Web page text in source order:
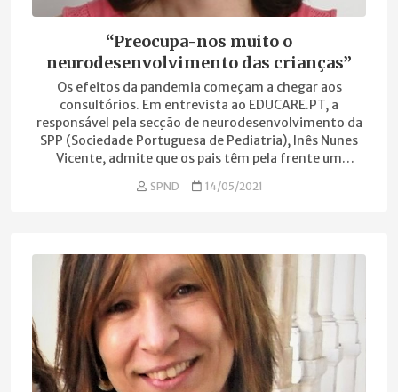
“Preocupa-nos muito o
neurodesenvolvimento das crianças”
Os efeitos da pandemia começam a chegar aos
consultórios. Em entrevista ao EDUCARE.PT, a
responsável pela secção de neurodesenvolvimento da
SPP (Sociedade Portuguesa de Pediatria), Inês Nunes
Vicente, admite que os pais têm pela frente um
regras”, para combater o rasto de isolamento social
SPND 14/05/2021